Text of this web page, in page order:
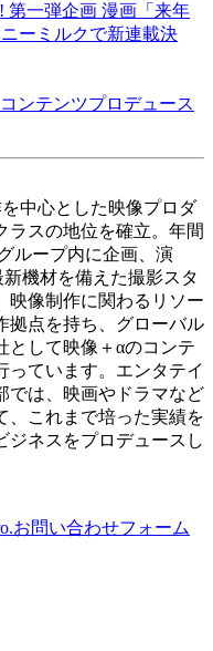
第一弾企画 漫画「来年
ーミルクで新連載決
ンテンツプロデュース
中心とした映像プロダ
ラスの地位を確立。年間
ループ内に企画、演
機材を備えた撮影スタ
映像制作に関わるリソー
拠点を持ち、グローバル
として映像＋αのコンテ
っています。エンタテイ
では、映画やドラマなど
、これまで培った実績を
ジネスをプロデュースし
お問い合わせフォーム